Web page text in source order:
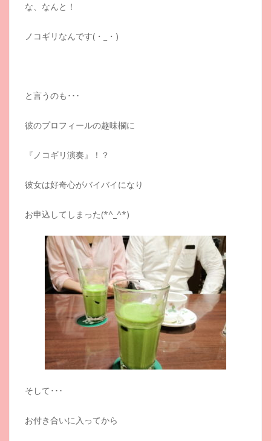
な、なんと！
ノコギリなんです(・_・)
と言うのも･･･
彼のプロフィールの趣味欄に
『ノコギリ演奏』！？
彼女は好奇心がバイバイになり
お申込してしまった(*^_^*)
そして･･･
お付き合いに入ってから